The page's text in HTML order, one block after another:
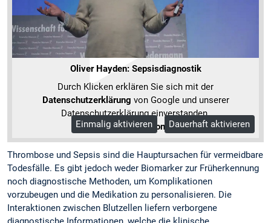
Oliver Hayden: Sepsisdiagnostik
Durch Klicken erklären Sie sich mit der
Datenschutzerklärung von Google und unserer
Datenschutzerklärung einverstanden.
Mehr Informationen
Einmalig aktivieren Dauerhaft aktivieren
Thrombose und Sepsis sind die Hauptursachen für vermeidbare
Todesfälle. Es gibt jedoch weder Biomarker zur Früherkennung
noch diagnostische Methoden, um Komplikationen
vorzubeugen und die Medikation zu personalisieren. Die
Interaktionen zwischen Blutzellen liefern verborgene